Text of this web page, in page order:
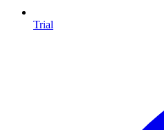
Trial